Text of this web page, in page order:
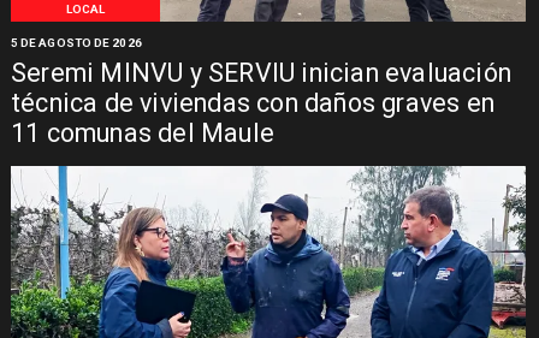
LOCAL
Seremi MINVU y SERVIU inician evaluación
técnica de viviendas con daños graves en
11 comunas del Maule
5 DE AGOSTO DE 2026